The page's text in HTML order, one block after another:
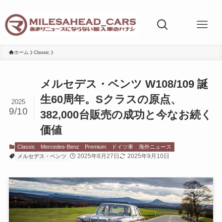
ホーム Classic
メルセデス・ベンツ W108/109 誕
生60周年。Sクラスの原点、
382,000台販売の成功と今なお続く
価値
2025
9/10
Classic Mercedes-Benz Premium ドイツ車
海外ニュース
メルセデス・ベンツ
2025年8月27日 2025年9月10日